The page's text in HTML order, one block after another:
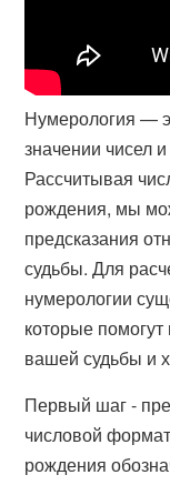
Нумерология —
значении чисел
Рассчитывая
рождения, мы
предсказания
судьбы. Для
нумерологии
которые
вашей судьбы и
Первый шаг -
числовой
рождения